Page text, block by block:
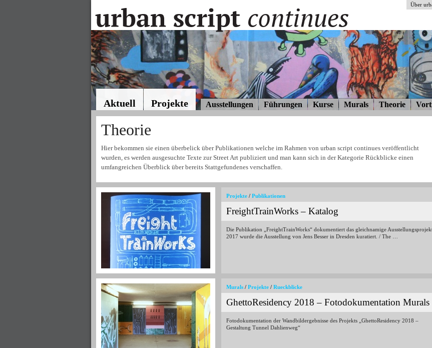
Über
Aktuell Projekte Ausstellungen Führungen Kurse Murals Theorie
Theorie
Hier bekommen sie einen überbelick über Publikationen welche im Rahmen von urban script continues veröffentlicht
wurden, es werden ausgesuchte Texte zur Street Art publiziert und man kann sich in der Kategorie Rückblicke einen
umfangreichen Überblick über bereits Stattgefundenes verschaffen.
Projekte / Publikationen
FreightTrainWorks – Katalog
Die Publikation „FreightTrainWorks“ dokumentiert das gleichnamige Ausstellungsprojekt
2017 wurde die Ausstellung von Jens Besser in Dresden kuratiert. / The …
Murals / Projekte / Rueckblicke
GhettoResidency 2018 – Fotodokumentation Murals
Fotodokumentation der Wandbildergebnisse des Projekts „GhettoResidency 2018 –
Gestaltung Tunnel Dahlienweg“